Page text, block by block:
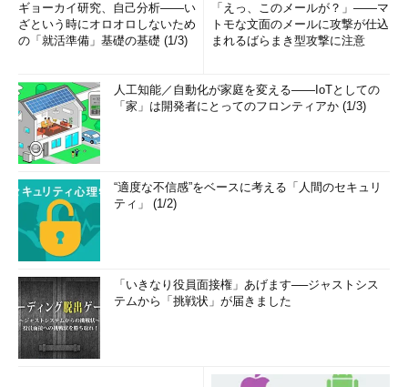
ギョーカイ研究、自己分析――い
ざという時にオロオロしないため
の「就活準備」基礎の基礎 (1/3)
「えっ、このメールが？」――マ
トモな文面のメールに攻撃が仕込
まれるばらまき型攻撃に注意
人工知能／自動化が家庭を変える――IoTとしての
「家」は開発者にとってのフロンティアか (1/3)
“適度な不信感”をベースに考える「人間のセキュリ
ティ」 (1/2)
「いきなり役員面接権」あげます──ジャストシス
テムから「挑戦状」が届きました